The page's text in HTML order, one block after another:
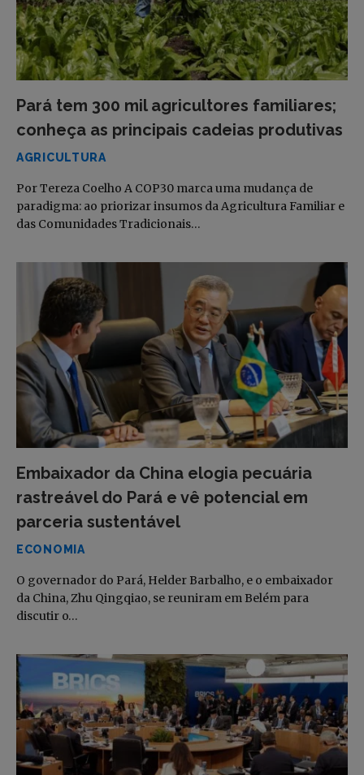
Pará tem 300 mil agricultores familiares;
conheça as principais cadeias produtivas
AGRICULTURA
Por Tereza Coelho A COP30 marca uma mudança de
paradigma: ao priorizar insumos da Agricultura Familiar e
das Comunidades Tradicionais…
Embaixador da China elogia pecuária
rastreável do Pará e vê potencial em
parceria sustentável
ECONOMIA
O governador do Pará, Helder Barbalho, e o embaixador
da China, Zhu Qingqiao, se reuniram em Belém para
discutir o…